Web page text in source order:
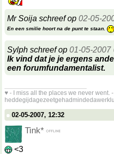
Mr Soija schreef op 02-05-
En een smilie hoort na de punt te staan.
Sylph schreef op 01-05-2007
Ik vind dat je je ergens
een forumfundamentalist.
♥ - I miss all the places we never went. -
02-05-2007, 12:32
Tink*
<3